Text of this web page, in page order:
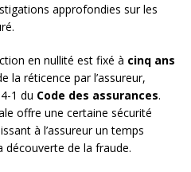
approfondies sur les
en nullité est fixé à cinq ans
la réticence par l’assureur,
1 du Code des assurances.
offre une certaine sécurité
à l’assureur un temps
découverte de la fraude.